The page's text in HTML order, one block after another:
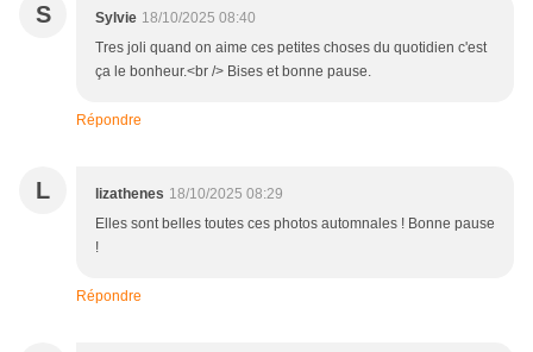
S Sylvie 18/10/2025 08:40
Tres joli quand on aime ces petites choses du quotidien c'est
ça le bonheur.<br /> Bises et bonne pause.
Répondre
L lizathenes 18/10/2025 08:29
Elles sont belles toutes ces photos automnales ! Bonne pause
!
Répondre